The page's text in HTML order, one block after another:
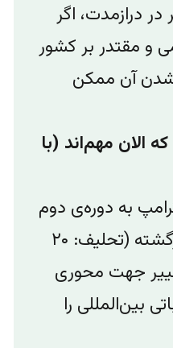
درازمدت، اگر
و مقتدر بر کشور
آن ممکن
الان مهم‌اند (با
به دوره‌ی دوم
ریاست‌جمهوری‌اش بازگشته (تحلیف: ۲۰
این تغییر جهت محوری
بین‌المللی را